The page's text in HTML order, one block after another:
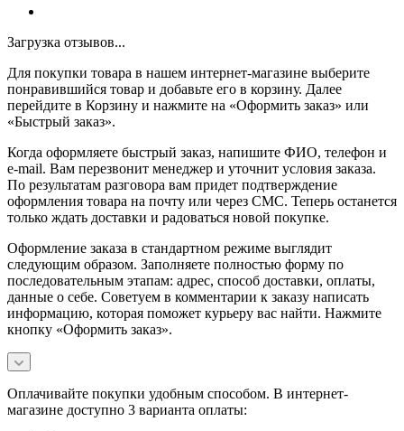
Загрузка отзывов...
Для покупки товара в нашем интернет-магазине выберите
понравившийся товар и добавьте его в корзину. Далее
перейдите в Корзину и нажмите на «Оформить заказ» или
«Быстрый заказ».
Когда оформляете быстрый заказ, напишите ФИО, телефон и
e-mail. Вам перезвонит менеджер и уточнит условия заказа.
По результатам разговора вам придет подтверждение
оформления товара на почту или через СМС. Теперь останется
только ждать доставки и радоваться новой покупке.
Оформление заказа в стандартном режиме выглядит
следующим образом. Заполняете полностью форму по
последовательным этапам: адрес, способ доставки, оплаты,
данные о себе. Советуем в комментарии к заказу написать
информацию, которая поможет курьеру вас найти. Нажмите
кнопку «Оформить заказ».
Оплачивайте покупки удобным способом. В интернет-
магазине доступно 3 варианта оплаты: